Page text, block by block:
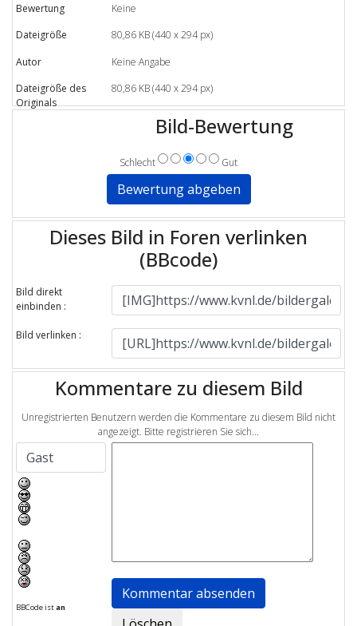
Bewertung
Keine
Dateigröße
80,86 KB (440 x 294 px)
Autor
Keine Angabe
Dateigröße des
Originals
80,86 KB (440 x 294 px)
Bild-Bewertung
Schlecht Gut
Dieses Bild in Foren verlinken
(BBcode)
Bild direkt
einbinden :
Bild verlinken :
Kommentare zu diesem Bild
Unregistrierten Benutzern werden die Kommentare zu diesem Bild nicht
angezeigt. Bitte registrieren Sie sich...
BBCode istan